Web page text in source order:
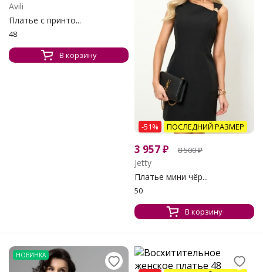
Avili
Платье с принто...
48
В корзину
-51% ПОСЛЕДНИЙ РАЗМЕР
3 957₽ 8 500₽
Jetty
Платье мини чёр...
50
В корзину
НОВИНКА